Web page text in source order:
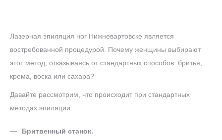
Лазерная эпиляция ног Нижневартовске является
востребованной процедурой. Почему женщины выбирают
этот метод, отказываясь от стандартных способов: бритья,
крема, воска или сахара?
Давайте рассмотрим, что происходит при стандартных
методах эпиляции:
Бритвенный станок.